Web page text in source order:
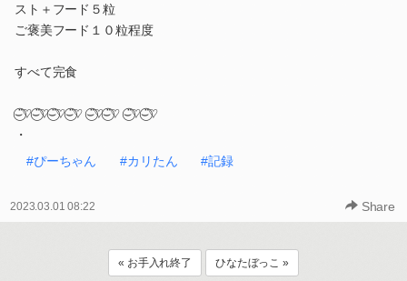
スト＋フード５粒
ご褒美フード１０粒程度
すべて完食
⌣̈⃝♡⌣̈⃝♡⌣̈⃝♡⌣̈⃝♡ ⌣̈⃝♡⌣̈⃝♡ ⌣̈⃝♡⌣̈⃝♡
・
#ぴーちゃん
#カリたん #記録
2023.03.01 08:22 Share
« お手入れ終了 ひなたぼっこ »